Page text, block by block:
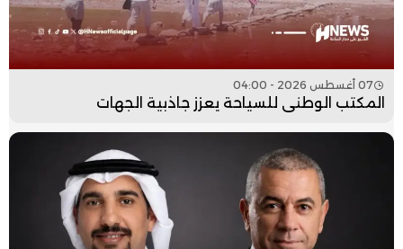
07 أغسطس 2026 - 04:00
المكتب الوطني للسياحة يعزز جاذبية الجهات